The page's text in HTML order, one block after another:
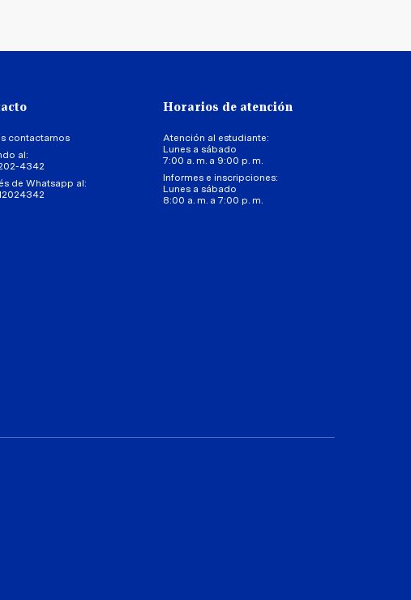
contactarnos
al:
4342
de Whatsapp al:
Horarios de atención
Atención al estudiante:
Lunes a sábado
7:00 a. m. a 9:00 p. m.
Informes e inscripciones:
Lunes a sábado
8:00 a. m. a 7:00 p. m.